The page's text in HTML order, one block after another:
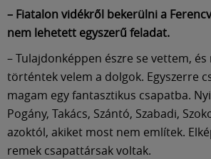
– Fiatalon vidékről bekerülni a
nem lehetett egyszerű feladat.
– Tulajdonképpen észre se vettem, és
történtek velem a dolgok. Egyszerre
magam egy fantasztikus csapatba.
Pogány, Takács, Szántó, Szabadi,
azoktól, akiket most nem említek.
remek csapattársak voltak.